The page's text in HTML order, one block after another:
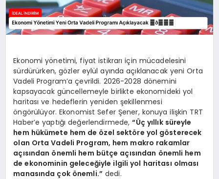
Ekonomi yönetimi, fiyat istikrarı için mücadelesini
sürdürürken, gözler eylül ayında açıklanacak yeni Orta
Vadeli Program’a çevrildi. 2026-2028 dönemini
kapsayacak güncellemeyle birlikte ekonomideki yol
haritası ve hedeflerin yeniden şekillenmesi
öngörülüyor. Ekonomist Sefer Şener, konuya ilişkin TRT
Haber’e yaptığı değerlendirmede,“Üç yıllık süreyle
hem hükümete hem de özel sektöre yol gösterecek
olan Orta Vadeli Program, hem makro rakamlar
açısından önemli hem bütçe açısından önemli hem
de ekonominin geleceğiyle ilgili yol haritası olması
manasında çok önemli.” dedi.